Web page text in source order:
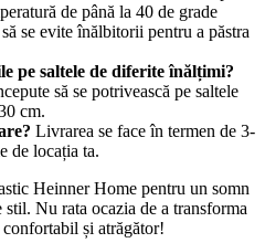
de până la 40 de grade
se evite înălbitorii pentru a păstra
pe saltele de diferite înălțimi?
să se potrivească pe saltele
cm.
Livrarea se face în termen de 3-
de locația ta.
Heinner Home pentru un somn
Nu rata ocazia de a transforma
și atrăgător!